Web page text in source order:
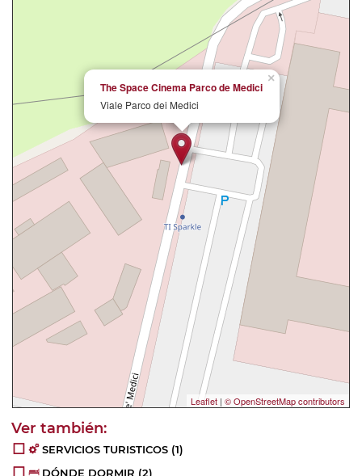
×
The Space Cinema Parco de Medici
Viale Parco dei Medici
Leaflet | © OpenStreetMap contributors
SERVICIOS TURISTICOS (1)
DÓNDE DORMIR (2)